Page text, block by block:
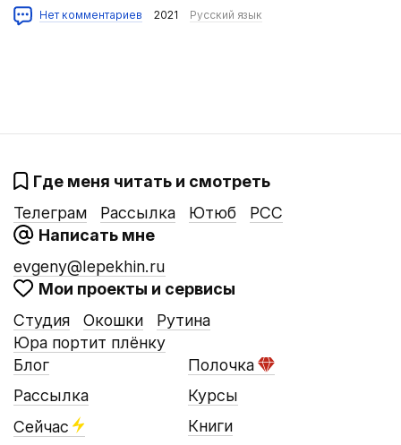
Нет комментариев 2021 Русский язык
Где меня читать и смотреть
Телеграм
Рассылка Ютюб
РСС
Написать мне
evgeny@lepekhin.ru
Мои проекты и сервисы
Студия
Окошки
Юра портит плёнку
Рутина
Блог
Рассылка
Сейчас
Полочка
Курсы
Книги